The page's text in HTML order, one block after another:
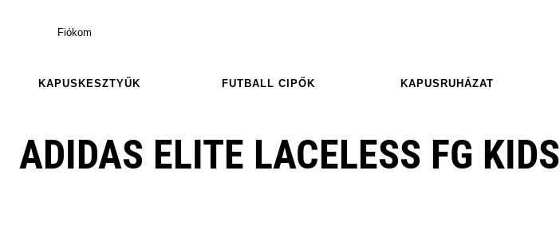
Fiókom
KAPUSKESZTYŰK FUTBALL CIPŐK KAPUSRUHÁZAT
ADIDAS ELITE LACELESS FG KIDS